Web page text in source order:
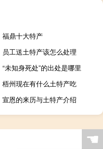
福鼎十大特产
员工送土特产该怎么处理
“未知身死处”的出处是哪里
梧州现在有什么土特产吃
宣恩的来历与土特产介绍
☚